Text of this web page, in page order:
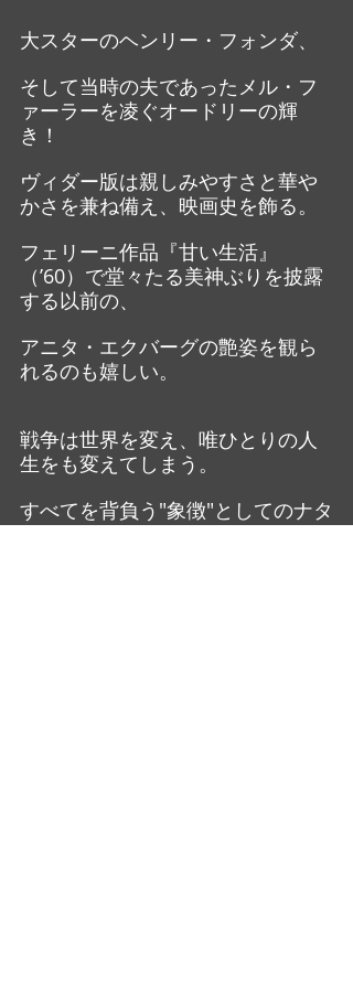
大スターのヘンリー・フォンダ、
そして当時の夫であったメル・フ
ァーラーを凌ぐオードリーの輝
き！
ヴィダー版は親しみやすさと華や
かさを兼ね備え、映画史を飾る。
フェリーニ作品『甘い生活』
（’60）で堂々たる美神ぶりを披露
する以前の、
アニタ・エクバーグの艶姿を観ら
れるのも嬉しい。
戦争は世界を変え、唯ひとりの人
生をも変えてしまう。
すべてを背負う"象徴"としてのナタ
ーシャを演じきったオードリーを